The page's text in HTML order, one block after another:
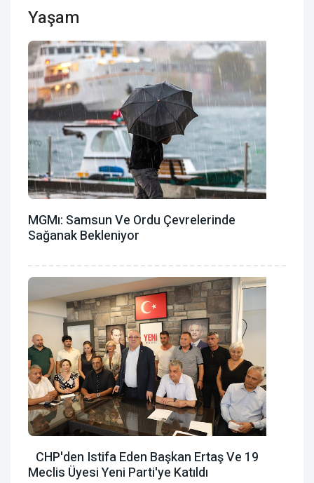
Yaşam
MGMı: Samsun Ve Ordu Çevrelerinde
Sağanak Bekleniyor
CHP'den Istifa Eden Başkan Ertaş Ve 19
Meclis Üyesi Yeni Parti'ye Katıldı